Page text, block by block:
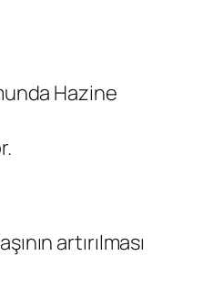
Hazine
artırılması